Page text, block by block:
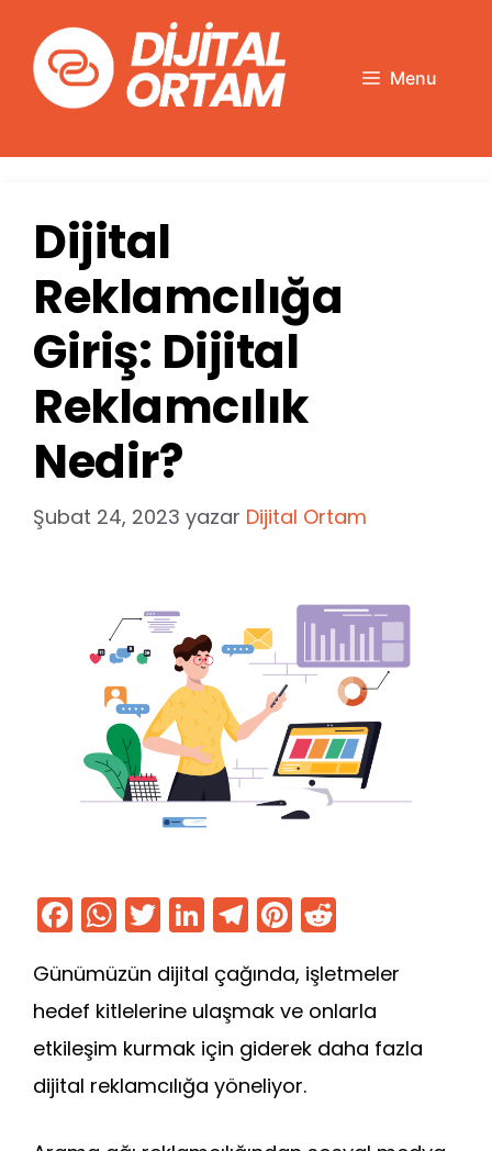
atla
Menu
Dijital
Reklamcılığa
Giriş: Dijital
Reklamcılık
Nedir?
Şubat 24, 2023 yazar Dijital Ortam
F
a
c
e
b
o
W
h
a
ts
A
p
T
w
itt
er
Li
n
k
e
dI
n
T
el
e
gr
a
m
Pi
nt
er
e
st
d
di
t
Günümüzün dijital çağında, işletmeler
hedef kitlelerine ulaşmak ve onlarla
etkileşim kurmak için giderek daha fazla
dijital reklamcılığa yöneliyor.